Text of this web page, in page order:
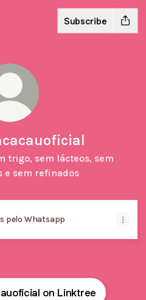
Subscribe
trigo, sem lácteos, sem
e sem refinados
pelo Whatsapp
on Linktree